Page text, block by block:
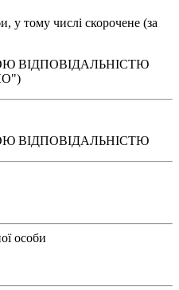
у тому числі скорочене (за
ВІДПОВІДАЛЬНІСТЮ
ВІДПОВІДАЛЬНІСТЮ
особи